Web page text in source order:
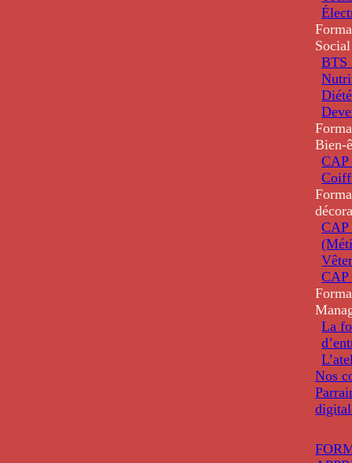
Social
BTS
Bien-
CAP
CAP
CAP
La
Nos